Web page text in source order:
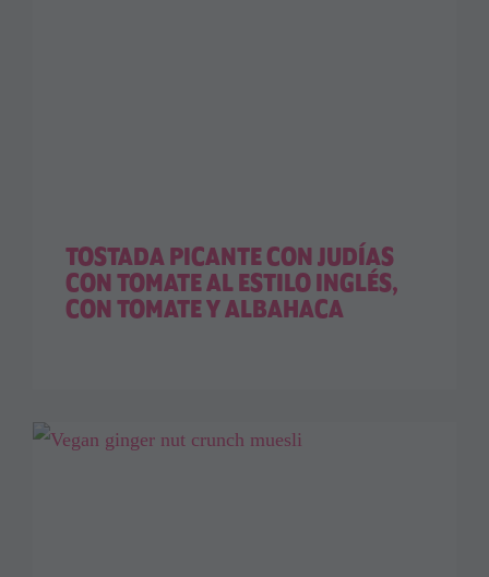
TOSTADA PICANTE CON JUDÍAS
CON TOMATE AL ESTILO INGLÉS,
CON TOMATE Y ALBAHACA